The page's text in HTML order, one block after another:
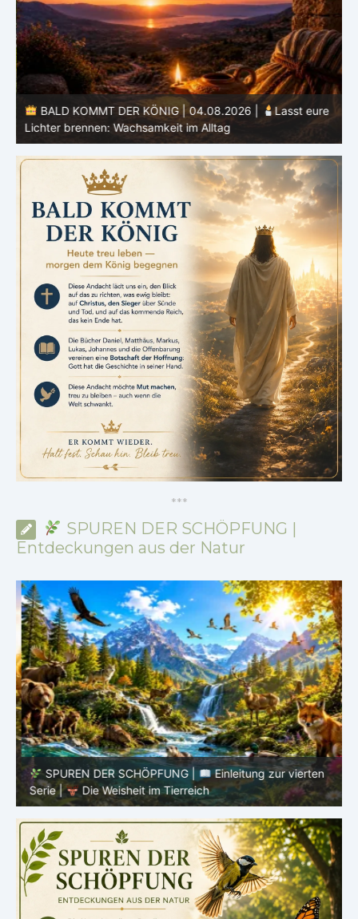
BALD KOMMT DER KÖNIG | 04.08.2026 |
Lasst eure
Lichter brennen: Wachsamkeit im Alltag
***
SPUREN DER SCHÖPFUNG |
Entdeckungen aus der Natur
SPUREN DER SCHÖPFUNG |
Einleitung zur vierten
Serie |
Die Weisheit im Tierreich